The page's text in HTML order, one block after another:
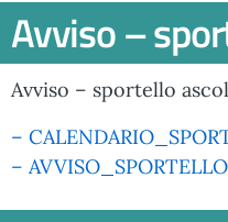
Avviso –
Avviso – sportello
–
–